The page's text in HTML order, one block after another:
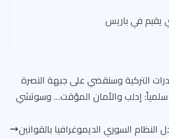
يقيم في باريس
التركية وسنقضي على جبهة النصرة
إدلب والأمان المؤقت… وسوتشي
النظام السوري الديموغرافيا بالقوانين